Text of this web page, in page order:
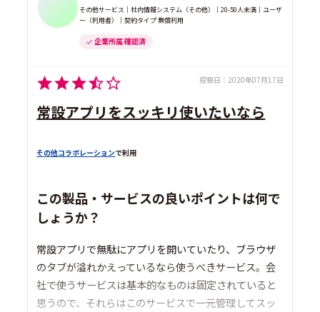
その他サービス｜社内情報システム（その他）｜20-50人未満｜ユーザ
ー（利用者）｜契約タイプ 無償利用
企業所属 確認済
投稿日： 2020年07月17日
常設アプリをスッキリ使いたいなら
その他コラボレーションで利用
この製品・サービスの良いポイントは何で
しょうか？
常設アプリで無駄にアプリを開いていたり、ブラウザ
のタブが溢れかえっているなら使うべきサービス。会
社で使うサービスは基本的なものは固定されていると
思うので、それらはこのサービスで一元管理してスッ